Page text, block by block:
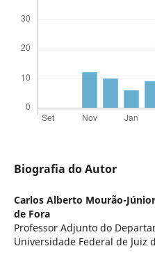
Biografia do Autor
Carlos Alberto Mourão-
de Fora
Professor Adjunto do
Universidade Federal de Juiz